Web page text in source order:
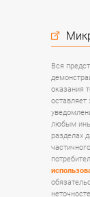
Вся
оказания
любым
разделах